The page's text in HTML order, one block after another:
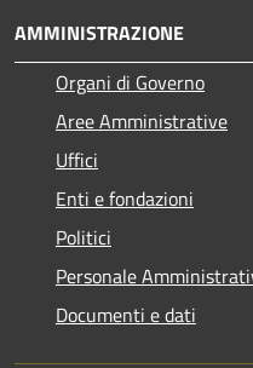
AMMINISTRAZIONE
Organi di Governo
Aree Amministrative
Uffici
Enti e fondazioni
Politici
Personale
Documenti e dati